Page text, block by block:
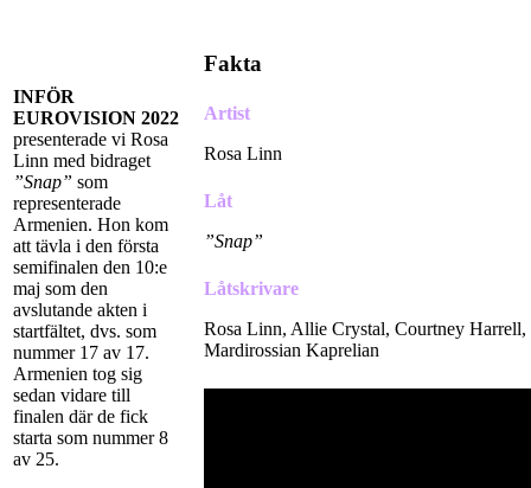
INFÖR
EUROVISION 2022
presenterade vi Rosa
Linn med bidraget
”Snap” som
representerade
Armenien. Hon kom
att tävla i den första
semifinalen den 10:e
maj som den
avslutande akten i
startfältet, dvs. som
nummer 17 av 17.
Armenien tog sig
sedan vidare till
finalen där de fick
starta som nummer 8
av 25.
Fakta
Artist
Rosa Linn
Låt
”Snap”
Låtskrivare
Rosa Linn, Allie Crystal, Courtney
Mardirossian Kaprelian